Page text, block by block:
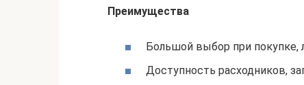
Преимущества
Большой выбор при покупке,
Доступность расходников,